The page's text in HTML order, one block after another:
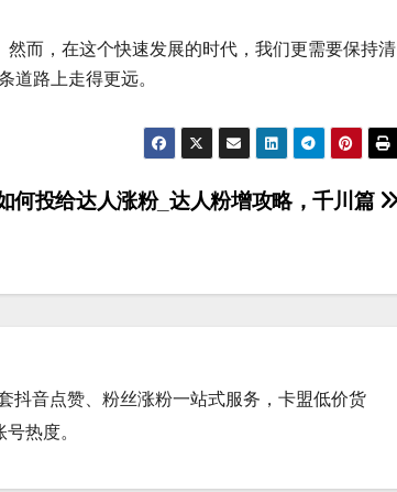
然而，在这个快速发展的时代，我们更需要保持清
道路上走得更远。
何投给达人涨粉_达人粉增攻略，千川篇
抖音点赞、粉丝涨粉一站式服务，卡盟低价货
热度。